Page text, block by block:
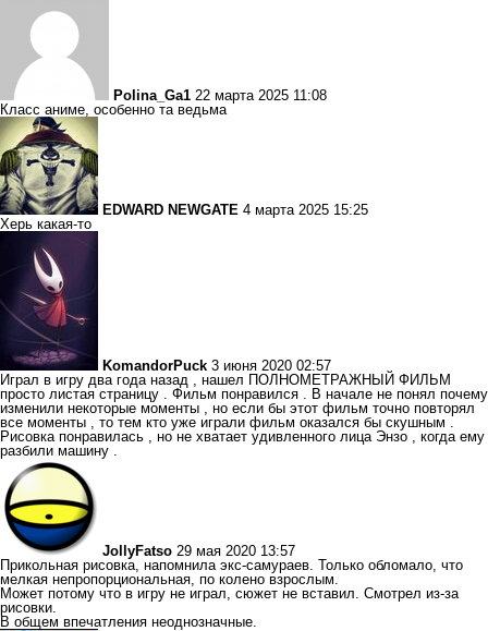
Polina_Ga1 22 марта 2025 11:08
Класс аниме, особенно та ведьма
EDWARD NEWGATE 4 марта 2025 15:25
Херь какая-то
KomandorPuck 3 июня 2020 02:57
Играл в игру два года назад , нашел ПОЛНОМЕТРАЖНЫЙ ФИЛЬМ
просто листая страницу . Фильм понравился . В начале не понял почему
изменили некоторые моменты , но если бы этот фильм точно повторял
все моменты , то тем кто уже играли фильм оказался бы скушным .
Рисовка понравилась , но не хватает удивленного лица Энзо , когда ему
разбили машину .
JollyFatso 29 мая 2020 13:57
Прикольная рисовка, напомнила экс-самураев. Только обломало, что
мелкая непропорциональная, по колено взрослым.
Может потому что в игру не играл, сюжет не вставил. Смотрел из-за
рисовки.
В общем впечатления неоднозначные.